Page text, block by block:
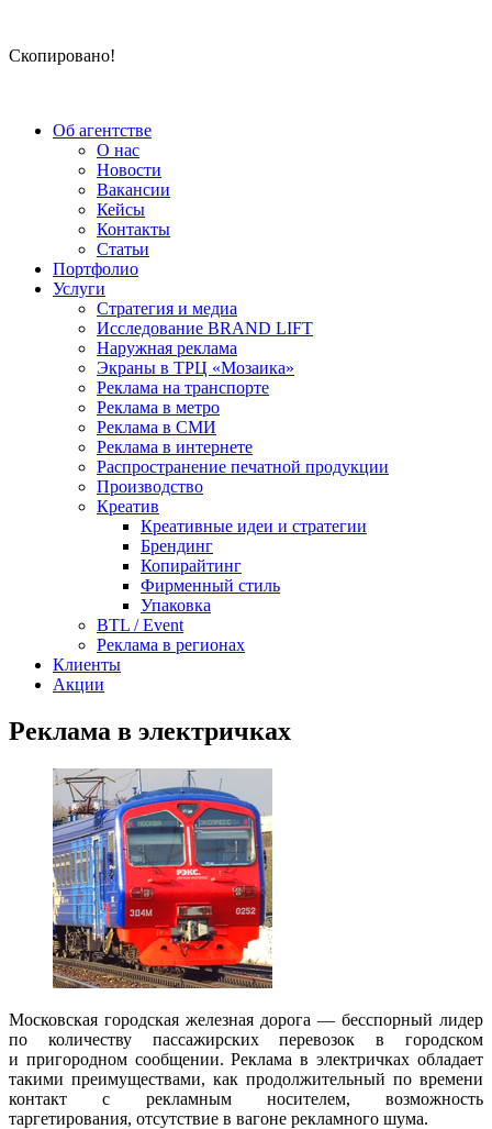
Скопировано!
Об агентстве
О нас
Новости
Вакансии
Кейсы
Контакты
Статьи
Портфолио
Услуги
Стратегия и медиа
Исследование BRAND LIFT
Наружная реклама
Экраны в ТРЦ «Мозаика»
Реклама на транспорте
Реклама в метро
Реклама в СМИ
Реклама в интернете
Распространение печатной продукции
Производство
Креатив
Креативные идеи и стратегии
Брендинг
Копирайтинг
Фирменный стиль
Упаковка
BTL / Event
Реклама в регионах
Клиенты
Акции
Реклама в электричках
Московская городская железная дорога — бесспорный лидер
по количеству пассажирских перевозок в городском
и пригородном сообщении. Реклама в электричках обладает
такими преимуществами, как продолжительный по времени
контакт с рекламным носителем, возможность
таргетирования, отсутствие в вагоне рекламного шума.